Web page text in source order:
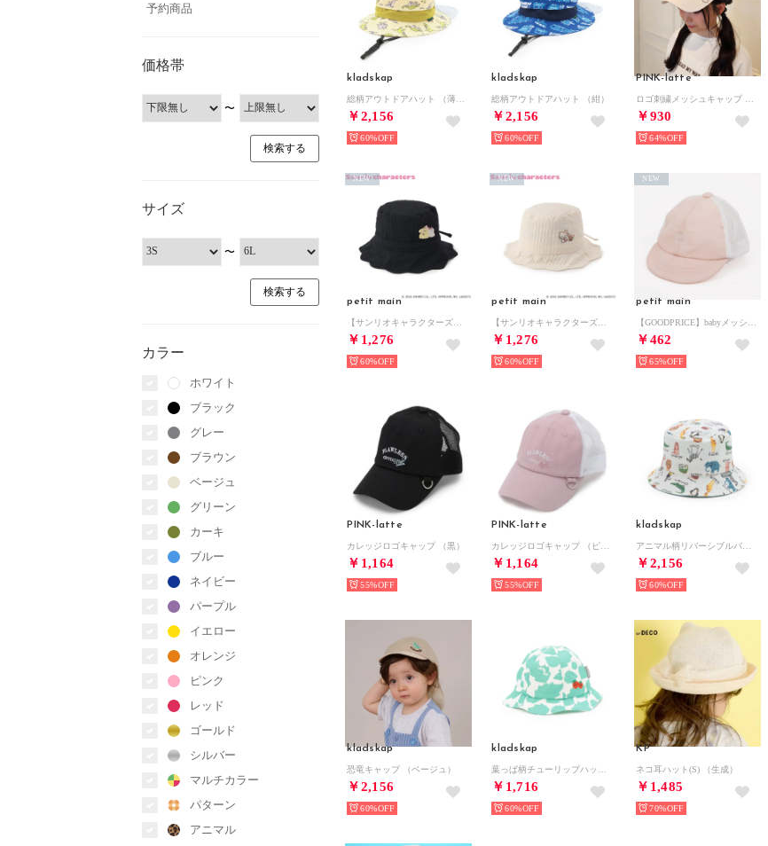
予約商品
価格帯
〜
サイズ
〜
カラー
ホワイト
ブラック
グレー
ブラウン
ベージュ
グリーン
カーキ
ブルー
ネイビー
パープル
イエロー
オレンジ
ピンク
レッド
ゴールド
シルバー
マルチカラー
パターン
アニマル
kladskap
￥2,156
60%
kladskap
総柄アウトドアハット （紺）
￥2,156
60%
PINK-latte
￥930
64%
petit main
￥1,276
NEW
60%
petit main
￥1,276
NEW
60%
petit main
￥462
NEW
65%
PINK-latte
カレッジロゴキャップ （黒）
￥1,164
55%
PINK-latte
￥1,164
55%
kladskap
￥2,156
60%
kladskap
恐竜キャップ （ベージュ）
￥2,156
60%
kladskap
￥1,716
60%
KP
ネコ耳ハット(S) （生成）
￥1,485
70%